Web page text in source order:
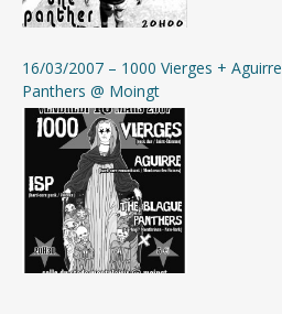
16/03/2007 – 1000 Vierges +
Panthers @ Moingt